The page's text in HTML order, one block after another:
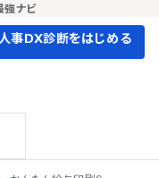
強ナビ
事DX診断をはじめる